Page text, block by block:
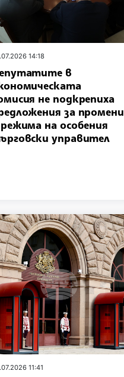
14:18
в
не подкрепиха
за промени
на особения
управител
11:41